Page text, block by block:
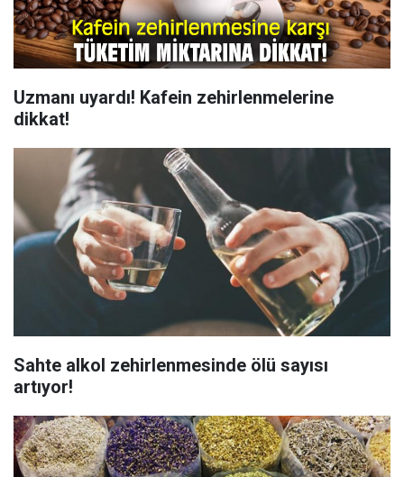
Uzmanı uyardı! Kafein zehirlenmelerine
dikkat!
Sahte alkol zehirlenmesinde ölü sayısı
artıyor!